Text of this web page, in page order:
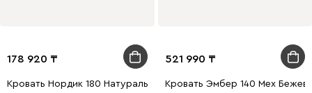
178 920
Кровать Нордик 180 Натуральный Молочный
521 990
Кровать Эмбер 140 Мех